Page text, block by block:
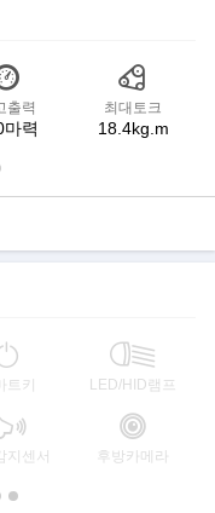
출력
마력
최대토크
18.4kg.m
트키 LED/HID램프
지센서 후방카메라